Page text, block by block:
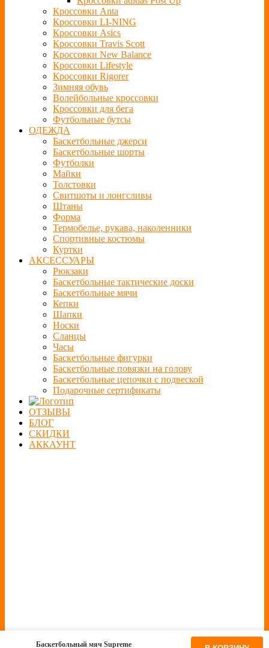
Кроссовки Anta
Кроссовки LI-NING
Кроссовки Asics
Кроссовки Travis Scott
Кроссовки New Balance
Кроссовки Lifestyle
Кроссовки Rigorer
Зимняя обувь
Волейбольные кроссовки
Кроссовки для бега
Футбольные бутсы
ОДЕЖДА
Баскетбольные джерси
Баскетбольные шорты
Футболки
Майки
Толстовки
Свитшоты и лонгсливы
Штаны
Форма
Термобелье, рукава, наколенники
Спортивные костюмы
Куртки
АКСЕССУАРЫ
Рюкзаки
Баскетбольные тактические доски
Баскетбольные мячи
Кепки
Шапки
Носки
Сланцы
Часы
Баскетбольные фигурки
Баскетбольные повязки на голову
Баскетбольные цепочки с подвеской
Подарочные сертификаты
ОТЗЫВЫ
БЛОГ
СКИДКИ
АККАУНТ
Баскетбольный мяч Supreme